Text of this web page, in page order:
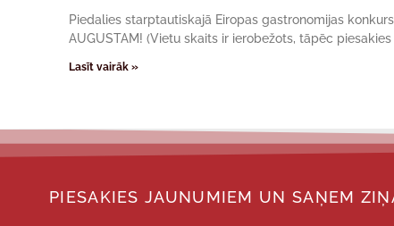
Piedalies starptautiskajā Eiropas gastronomijas konkursā
AUGUSTAM! (Vietu skaits ir ierobežots, tāpēc piesakies
Lasīt vairāk »
PIESAKIES JAUNUMIEM UN SAŅEM